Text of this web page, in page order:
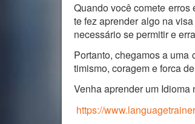
Quando você comete
te fez aprender algo na
necessário se permitir e
Portanto, chegamos a
timismo, coragem e forca
Venha aprender um
https://